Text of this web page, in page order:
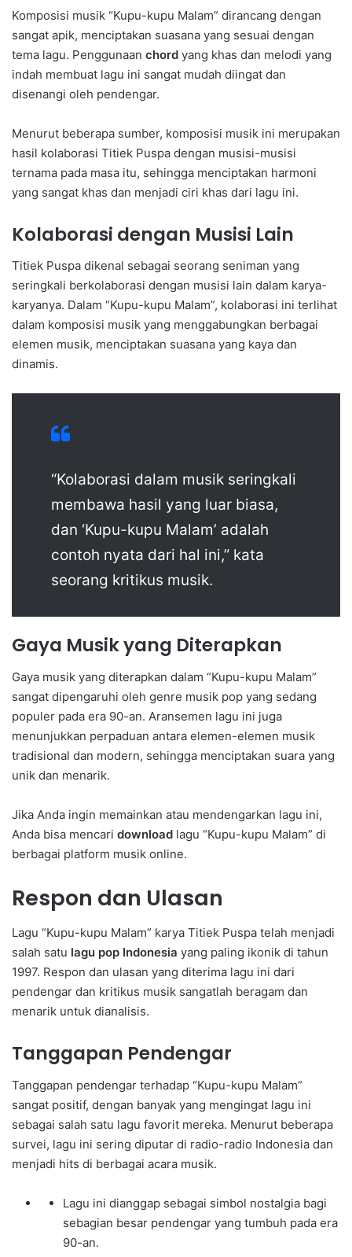
Komposisi musik “Kupu-kupu Malam” dirancang dengan
sangat apik, menciptakan suasana yang sesuai dengan
tema lagu. Penggunaan chord yang khas dan melodi yang
indah membuat lagu ini sangat mudah diingat dan
disenangi oleh pendengar.
Menurut beberapa sumber, komposisi musik ini merupakan
hasil kolaborasi Titiek Puspa dengan musisi-musisi
ternama pada masa itu, sehingga menciptakan harmoni
yang sangat khas dan menjadi ciri khas dari lagu ini.
Kolaborasi dengan Musisi Lain
Titiek Puspa dikenal sebagai seorang seniman yang
seringkali berkolaborasi dengan musisi lain dalam karya-
karyanya. Dalam “Kupu-kupu Malam”, kolaborasi ini terlihat
dalam komposisi musik yang menggabungkan berbagai
elemen musik, menciptakan suasana yang kaya dan
dinamis.
“Kolaborasi dalam musik seringkali
membawa hasil yang luar biasa,
dan ‘Kupu-kupu Malam’ adalah
contoh nyata dari hal ini,” kata
seorang kritikus musik.
Gaya Musik yang Diterapkan
Gaya musik yang diterapkan dalam “Kupu-kupu Malam”
sangat dipengaruhi oleh genre musik pop yang sedang
populer pada era 90-an. Aransemen lagu ini juga
menunjukkan perpaduan antara elemen-elemen musik
tradisional dan modern, sehingga menciptakan suara yang
unik dan menarik.
Jika Anda ingin memainkan atau mendengarkan lagu ini,
Anda bisa mencari download lagu “Kupu-kupu Malam” di
berbagai platform musik online.
Respon dan Ulasan
Lagu “Kupu-kupu Malam” karya Titiek Puspa telah menjadi
salah satu lagu pop Indonesia yang paling ikonik di tahun
1997. Respon dan ulasan yang diterima lagu ini dari
pendengar dan kritikus musik sangatlah beragam dan
menarik untuk dianalisis.
Tanggapan Pendengar
Tanggapan pendengar terhadap “Kupu-kupu Malam”
sangat positif, dengan banyak yang mengingat lagu ini
sebagai salah satu lagu favorit mereka. Menurut beberapa
survei, lagu ini sering diputar di radio-radio Indonesia dan
menjadi hits di berbagai acara musik.
Lagu ini dianggap sebagai simbol nostalgia bagi
sebagian besar pendengar yang tumbuh pada era
90-an.